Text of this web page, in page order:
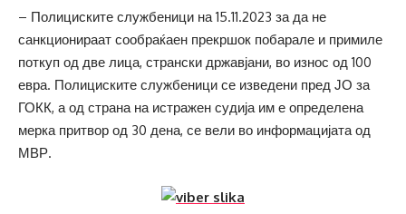
– Полициските службеници на 15.11.2023 за да не
санкционираат сообраќаен прекршок побарале и примиле
поткуп од две лица, странски државјани, во износ од 100
евра. Полициските службеници се изведени пред ЈО за
ГОКК, а од страна на истражен судија им е определена
мерка притвор од 30 дена, се вели во информацијата од
МВР.